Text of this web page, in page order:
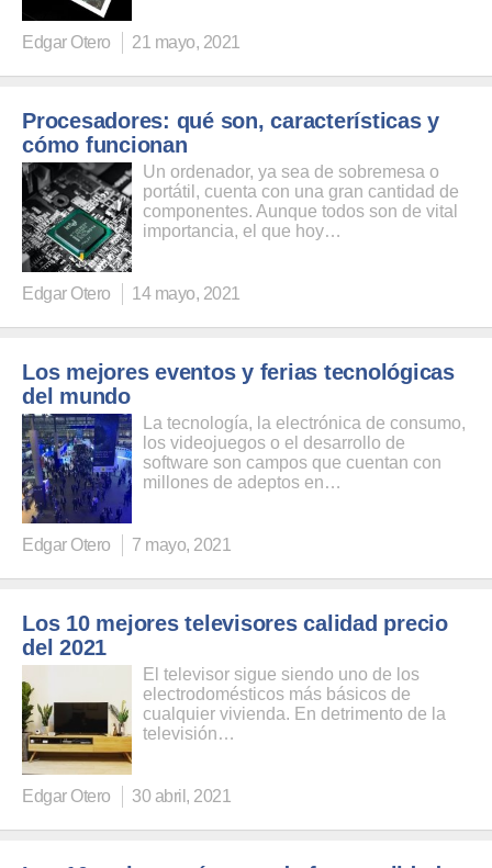
Edgar Otero 21 mayo, 2021
Procesadores: qué son, características y
cómo funcionan
Un ordenador, ya sea de sobremesa o
portátil, cuenta con una gran cantidad de
componentes. Aunque todos son de vital
importancia, el que hoy…
Edgar Otero 14 mayo, 2021
Los mejores eventos y ferias tecnológicas
del mundo
La tecnología, la electrónica de consumo,
los videojuegos o el desarrollo de
software son campos que cuentan con
millones de adeptos en…
Edgar Otero 7 mayo, 2021
Los 10 mejores televisores calidad precio
del 2021
El televisor sigue siendo uno de los
electrodomésticos más básicos de
cualquier vivienda. En detrimento de la
televisión…
Edgar Otero 30 abril, 2021